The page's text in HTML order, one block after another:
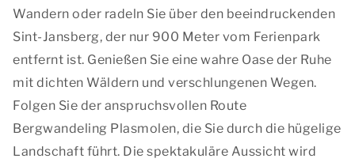
Wandern oder radeln Sie über den beeindruckenden
Sint-Jansberg, der nur 900 Meter vom Ferienpark
entfernt ist. Genießen Sie eine wahre Oase der Ruhe
mit dichten Wäldern und verschlungenen Wegen.
Folgen Sie der anspruchsvollen Route
Bergwandeling Plasmolen, die Sie durch die hügelige
Landschaft führt. Die spektakuläre Aussicht wird